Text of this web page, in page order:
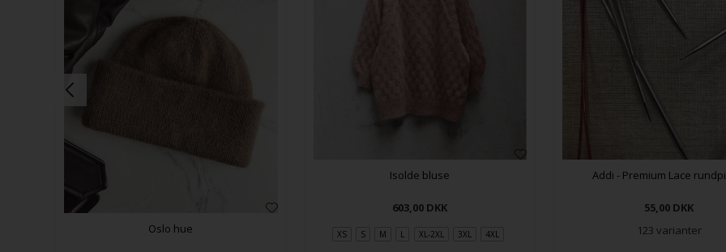
Oslo hue
Isolde bluse
603,00 DKK
XS S M L XL-2XL 3XL 4XL
Addi - Premium Lace
55,00 DKK
123 varianter